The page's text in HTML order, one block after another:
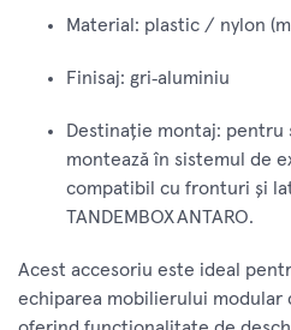
Material: plastic / nylon
Finisaj: gri‑aluminiu
Destinaţie montaj:
montează în sistemul de
compatibil cu fronturi şi
TANDEMBOX ANTARO.
Acest accesoriu este ideal
echiparea mobilierului modular